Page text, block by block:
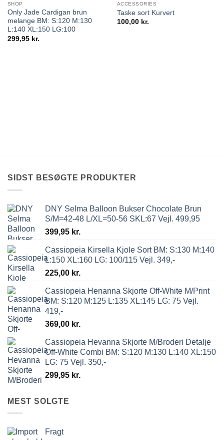
SHOP
Only Jade Cardigan brun
melange BM: S:120 M:130
L:140 XL:150 LG:100
299,95 kr.
ACCESSORIES
Taske sort Kurvert
100,00 kr.
SIDST BESØGTE PRODUKTER
DNY Selma Balloon Bukser Chocolate Brun
S/M=42-48 L/XL=50-56 SKL:67 Vejl. 499,95
399,95 kr.
Cassiopeia Kirsella Kjole Sort BM: S:130 M:140
L:150 XL:160 LG: 100/115 Vejl. 349,-
225,00 kr.
Cassiopeia Henanna Skjorte Off-White M/Print
BM: S:120 M:125 L:135 XL:145 LG: 75 Vejl.
419,-
369,00 kr.
Cassiopeia Hevanna Skjorte M/Broderi Detalje
Off-White Combi BM: S:120 M:130 L:140 XL:150
LG: 75 Vejl. 350,-
299,95 kr.
MEST SOLGTE
Fragt